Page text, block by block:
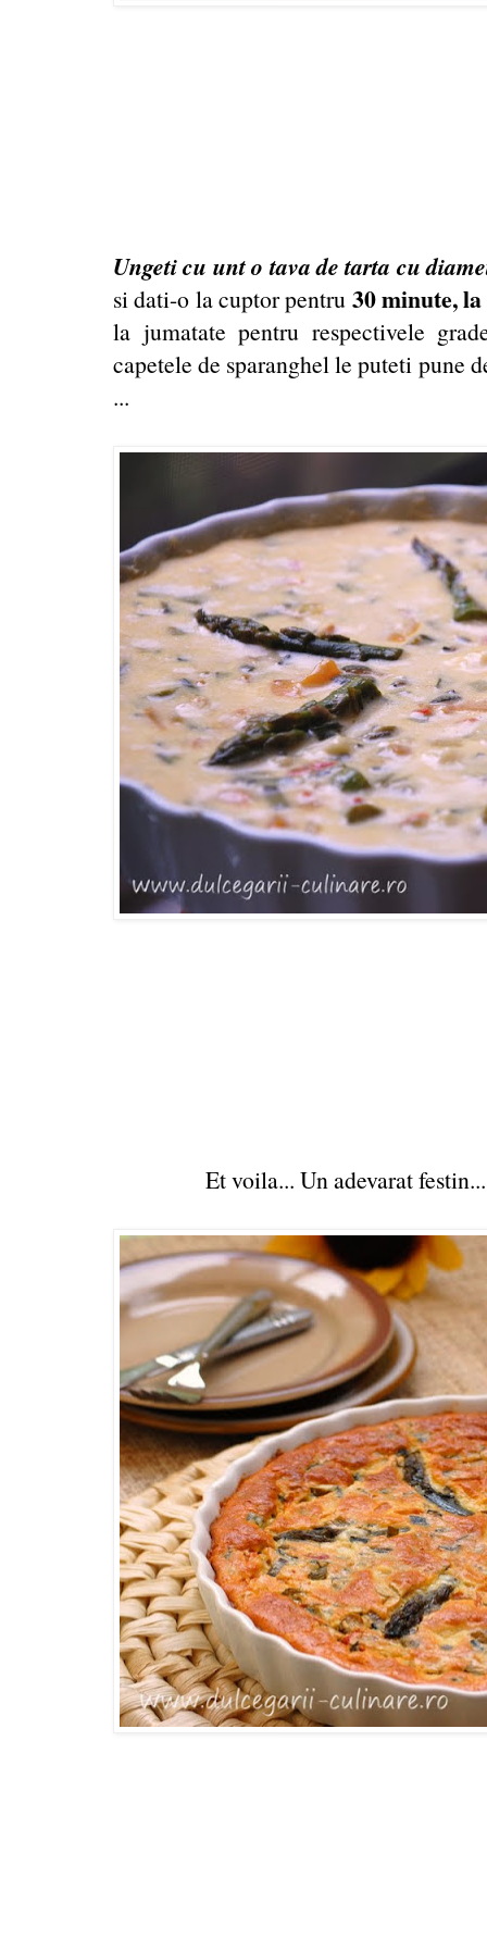
Ungeti cu unt o tava de tarta cu
si dati-o la cuptor pentru 30 minute,
la jumatate pentru respectivele
capetele de sparanghel le puteti pune
...
Et voila... Un adevarat